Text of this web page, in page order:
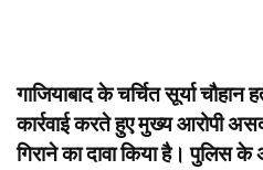
गाजियाबादके चर्चित सूर्या चौहान
कार्रवाई करते हुए मुख्य आरोपी
गिराने का दावा किया है। पुलिस के